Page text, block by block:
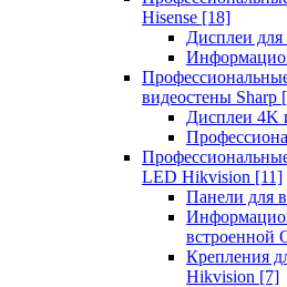
Hisense [18]
Дисплеи для
видеостены Sharp
Дисплеи 4K
LED Hikvision [11]
Панели для
встроенной
Крепления
Hikvision [7]